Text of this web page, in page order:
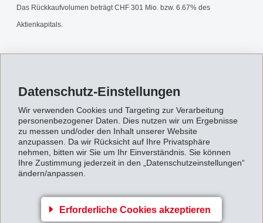
Datenschutz-Einstellungen
Wir verwenden Cookies und Targeting zur Verarbeitung
personenbezogener Daten. Dies nutzen wir um Ergebnisse
zu messen und/oder den Inhalt unserer Website
anzupassen. Da wir Rücksicht auf Ihre Privatsphäre
nehmen, bitten wir Sie um Ihr Einverständnis. Sie können
Ihre Zustimmung jederzeit in den „Datenschutzeinstellungen“
ändern/anpassen.
Erforderliche Cookies akzeptieren
Das Rückkaufvolumen beträgt CHF 301 Mio. bzw. 6.67% des
Aktienkapitals.
gehandelt. Die Ausübung der Put-Optionen erfolgt am 14. April 2008.
Weitere Informationen sind den Inseratetexten zu entnehmen, welche
am 27. März 2008 publiziert werden.
Über das definitive Rückkaufergebnis wird EMS voraussichtlich am 15.
April 2008 informieren.
Aktienrueckkauf_Maerz_2008.pdf